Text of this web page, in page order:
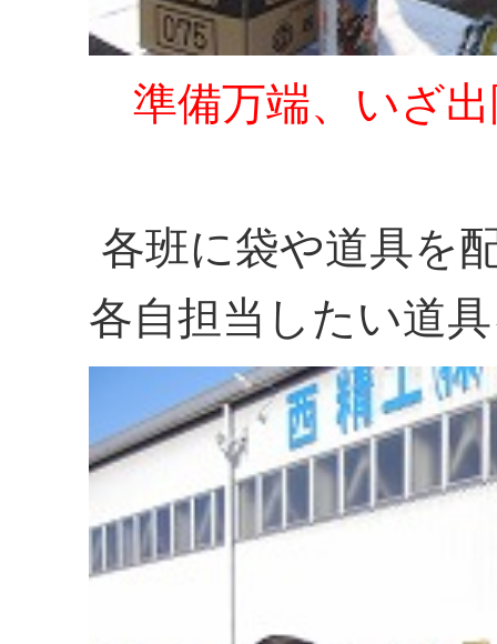
準備万端、いざ出
各班に袋や道具を
各自担当したい道